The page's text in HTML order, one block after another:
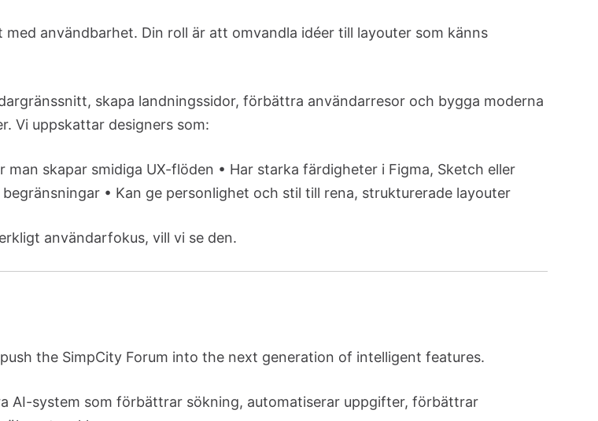
användbarhet. Din roll är att omvandla idéer till layouter som känns
skapa landningssidor, förbättra användarresor och bygga moderna
Vi uppskattar designers som:
skapar smidiga UX-flöden • Har starka färdigheter i Figma, Sketch eller
• Kan ge personlighet och stil till rena, strukturerade layouter
användarfokus, vill vi se den.
the SimpCity Forum into the next generation of intelligent features.
AI-system som förbättrar sökning, automatiserar uppgifter, förbättrar